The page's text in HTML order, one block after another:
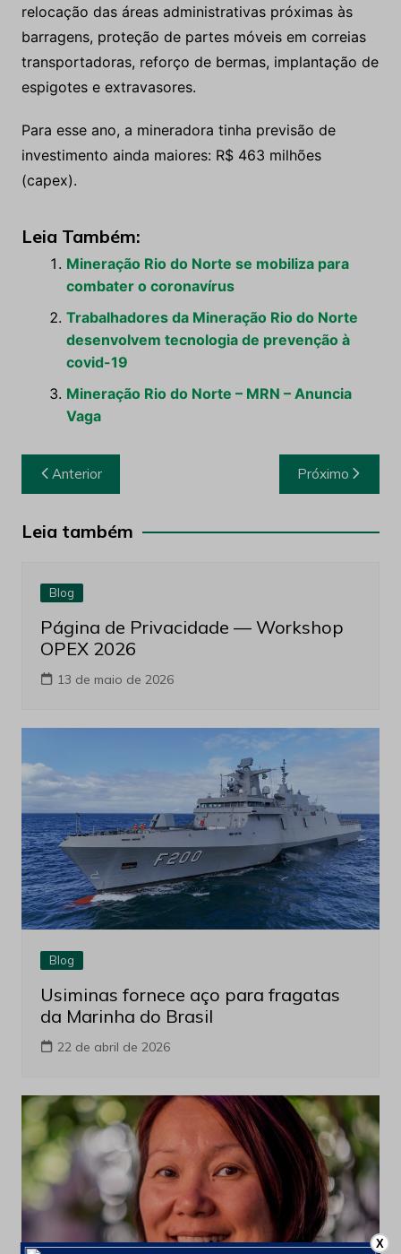
relocação das áreas administrativas próximas às
barragens, proteção de partes móveis em correias
transportadoras, reforço de bermas, implantação de
espigotes e extravasores.
Para esse ano, a mineradora tinha previsão de
investimento ainda maiores: R$ 463 milhões
(capex).
Leia Também:
Mineração Rio do Norte se mobiliza para
combater o coronavírus
Trabalhadores da Mineração Rio do Norte
desenvolvem tecnologia de prevenção à
covid-19
Mineração Rio do Norte – MRN – Anuncia
Vaga
Navegação
de
Post
Anterior Próximo
Leia também
Blog
Página de Privacidade — Workshop
OPEX 2026
13 de maio de 2026
Blog
Usiminas fornece aço para fragatas
da Marinha do Brasil
22 de abril de 2026
X